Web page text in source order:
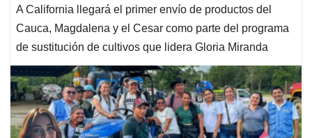
A California llegará el primer envío de productos del
Cauca, Magdalena y el Cesar como parte del programa
de sustitución de cultivos que lidera Gloria Miranda